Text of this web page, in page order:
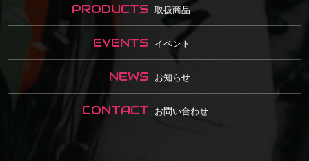
PRODUCTS 取扱商品
EVENTS イベント
NEWS お知らせ
CONTACT お問い合わせ